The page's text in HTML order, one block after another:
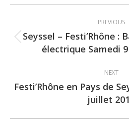
navigation
PREVIOUS
post:
Seyssel – Festi’Rhône :
électrique Samedi
NEXT
Next
post:
Festi’Rhône en Pays de
juillet